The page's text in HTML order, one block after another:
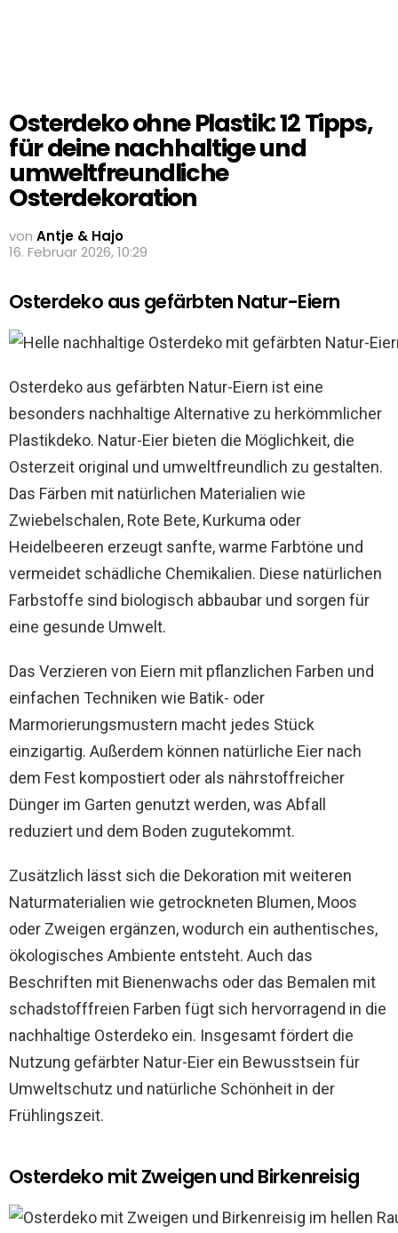
Osterdeko ohne Plastik: 12 Tipps,
für deine nachhaltige und
umweltfreundliche
Osterdekoration
von Antje & Hajo
16. Februar 2026, 10:29
Osterdeko aus gefärbten Natur-Eiern
Osterdeko aus gefärbten Natur-Eiern ist eine
besonders nachhaltige Alternative zu herkömmlicher
Plastikdeko. Natur-Eier bieten die Möglichkeit, die
Osterzeit original und umweltfreundlich zu gestalten.
Das Färben mit natürlichen Materialien wie
Zwiebelschalen, Rote Bete, Kurkuma oder
Heidelbeeren erzeugt sanfte, warme Farbtöne und
vermeidet schädliche Chemikalien. Diese natürlichen
Farbstoffe sind biologisch abbaubar und sorgen für
eine gesunde Umwelt.
Das Verzieren von Eiern mit pflanzlichen Farben und
einfachen Techniken wie Batik- oder
Marmorierungsmustern macht jedes Stück
einzigartig. Außerdem können natürliche Eier nach
dem Fest kompostiert oder als nährstoffreicher
Dünger im Garten genutzt werden, was Abfall
reduziert und dem Boden zugutekommt.
Zusätzlich lässt sich die Dekoration mit weiteren
Naturmaterialien wie getrockneten Blumen, Moos
oder Zweigen ergänzen, wodurch ein authentisches,
ökologisches Ambiente entsteht. Auch das
Beschriften mit Bienenwachs oder das Bemalen mit
schadstofffreien Farben fügt sich hervorragend in die
nachhaltige Osterdeko ein. Insgesamt fördert die
Nutzung gefärbter Natur-Eier ein Bewusstsein für
Umweltschutz und natürliche Schönheit in der
Frühlingszeit.
Osterdeko mit Zweigen und Birkenreisig